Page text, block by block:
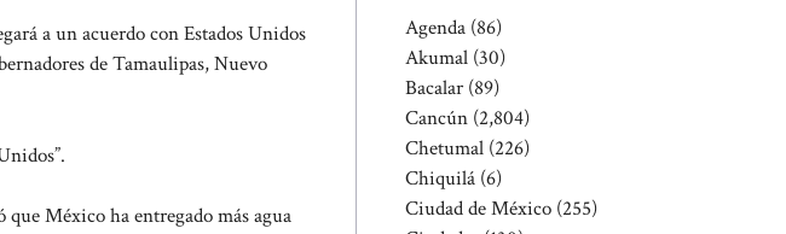
a un acuerdo con Estados Unidos
de Tamaulipas, Nuevo
México ha entregado más agua
Agenda (86)
Akumal (30)
Bacalar (89)
Cancún (2,804)
Chetumal (226)
Chiquilá (6)
Ciudad de México (255)